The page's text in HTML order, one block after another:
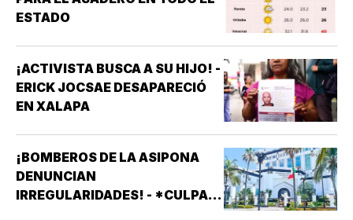
ESTADO
¡ACTIVISTA BUSCA A SU HIJO! -
ERICK JOCSAE DESAPARECIÓ
EN XALAPA
¡BOMBEROS DE LA ASIPONA
DENUNCIAN
IRREGULARIDADES! - *CULPAN